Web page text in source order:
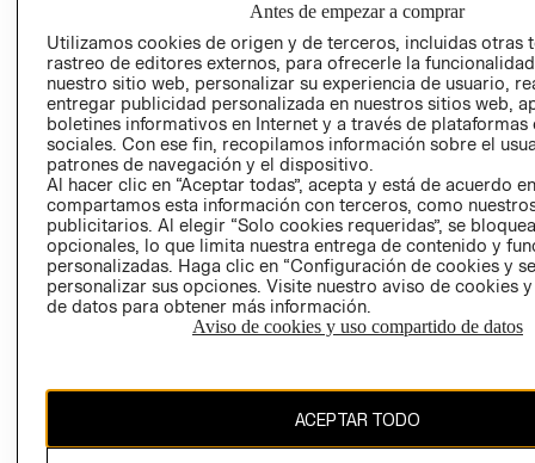
PRENSA
RELACIÓN CON
INVERSIONISTAS
POLÍTICA
EMPRESARIAL
- RETIRO EN
TIENDA
TÉRMINOS Y
CONDICIONES
PRIVACIDAD
GIFT CARD
AVISO DE
COOKIES
Uruguay ($U)
Antes de empezar a comprar
Utilizamos cookies de origen y de terceros, incluidas otras
rastreo de editores externos, para ofrecerle la
nuestro sitio web, personalizar su experiencia de usuario,
entregar publicidad personalizada en nuestros sitios web,
boletines informativos en Internet y a través de plataformas
sociales. Con ese fin, recopilamos información sobre el
patrones de navegación y el dispositivo.
Al hacer clic en “Aceptar todas”, acepta y está de acuerdo
compartamos esta información con terceros, como
publicitarios. Al elegir “Solo cookies requeridas”, se
opcionales, lo que limita nuestra entrega de contenido y
personalizadas. Haga clic en “Configuración de cookies y
personalizar sus opciones. Visite nuestro aviso de cookies
de datos para obtener más información.
Aviso de cookies y uso compartido de datos
ACEPTAR TODO